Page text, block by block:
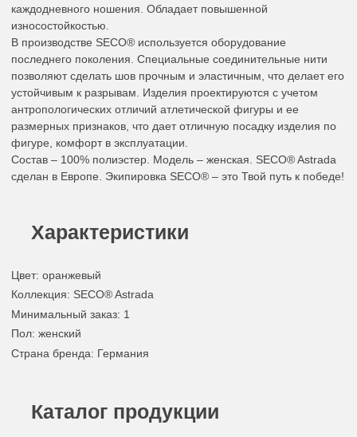
каждодневного ношения. Обладает повышенной
износостойкостью.
В производстве SECO® используется оборудование
последнего поколения. Специальные соединительные нити
позволяют сделать шов прочным и эластичным, что делает его
устойчивым к разрывам. Изделия проектируются с учетом
антропологических отличий атлетической фигуры и ее
размерных признаков, что дает отличную посадку изделия по
фигуре, комфорт в эксплуатации.
Состав – 100% полиэстер. Модель – женская. SECO® Astrada
сделан в Европе. Экипировка SECO® – это Твой путь к победе!
Характеристики
Цвет: оранжевый
Коллекция: SECO® Astrada
Минимальный заказ: 1
Пол: женский
Страна бренда: Германия
Каталог продукции